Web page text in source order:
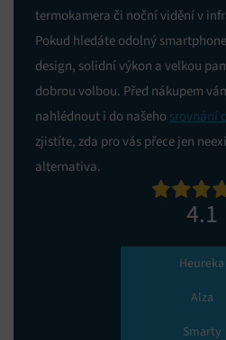
termokamera či noční vidění v
Pokud hledáte odolný
design, solidní výkon a velkou
dobrou volbou. Před nákupem
nahlédnout i do našeho srovnání
zjistíte, zda pro vás přece jen
alternativa.
4.1
Heureka
Alza
Smarty